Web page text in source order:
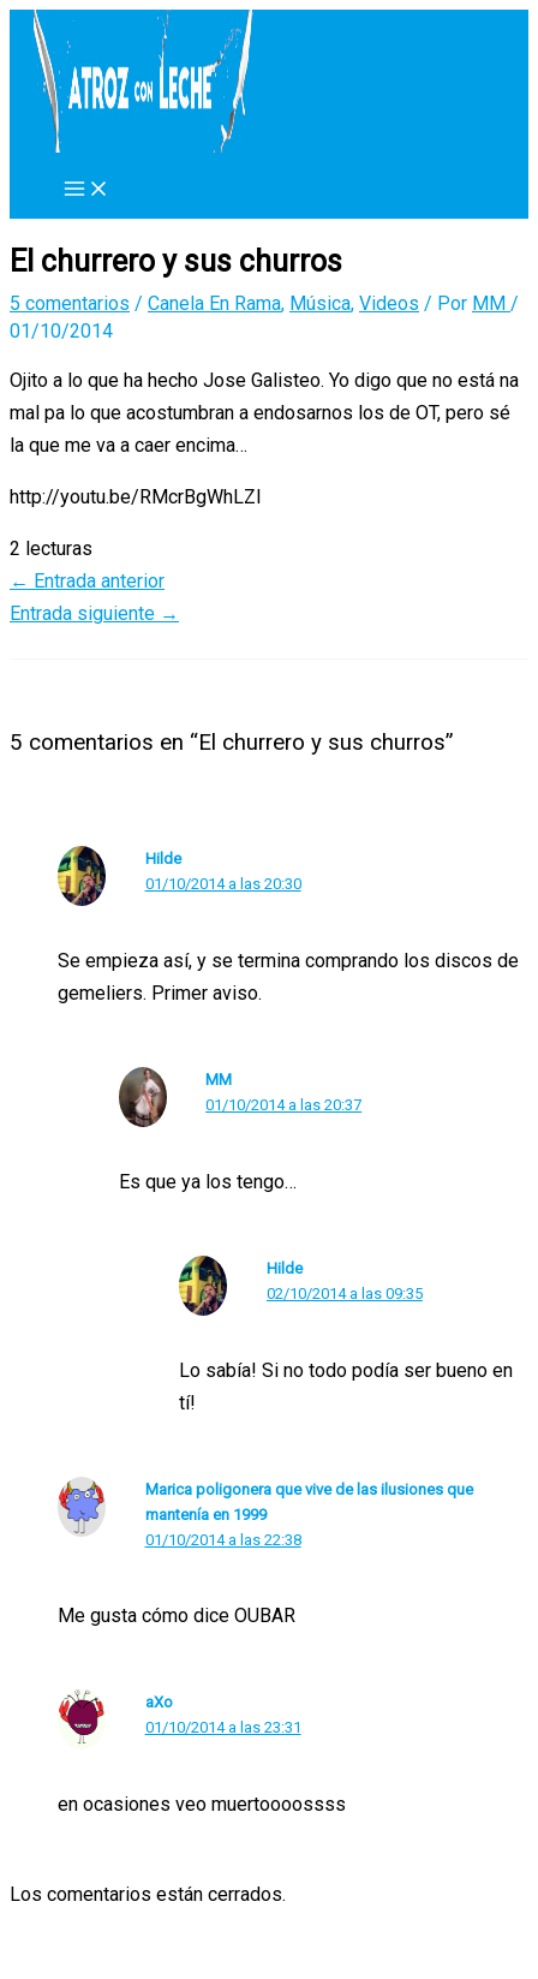
contenido
El churrero y sus churros
5 comentarios / Canela En Rama, Música, Videos / Por MM /
01/10/2014
Ojito a lo que ha hecho Jose Galisteo. Yo digo que no está na
mal pa lo que acostumbran a endosarnos los de OT, pero sé
la que me va a caer encima…
http://youtu.be/RMcrBgWhLZI
2 lecturas
← Entrada anterior
Entrada siguiente →
5 comentarios en “El churrero y sus churros”
Hilde
01/10/2014 a las 20:30
Se empieza así, y se termina comprando los discos de
gemeliers. Primer aviso.
MM
01/10/2014 a las 20:37
Es que ya los tengo…
Hilde
02/10/2014 a las 09:35
Lo sabía! Si no todo podía ser bueno en
tí!
Marica poligonera que vive de las ilusiones que
mantenía en 1999
01/10/2014 a las 22:38
Me gusta cómo dice OUBAR
aXo
01/10/2014 a las 23:31
en ocasiones veo muertoooossss
Los comentarios están cerrados.